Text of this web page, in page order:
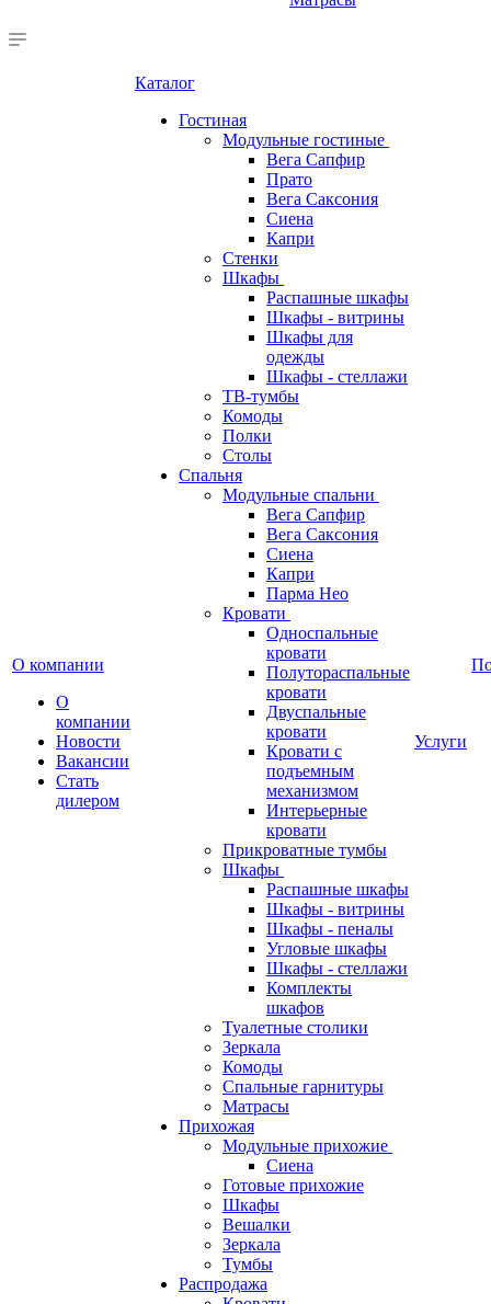
О компании
О
компании
Новости
Вакансии
Стать
дилером
Каталог
Гостиная
Модульные гостиные
Вега Сапфир
Прато
Вега Саксония
Сиена
Капри
Стенки
Шкафы
Распашные шкафы
Шкафы - витрины
Шкафы для
одежды
Шкафы - стеллажи
ТВ-тумбы
Комоды
Полки
Столы
Спальня
Модульные спальни
Вега Сапфир
Вега Саксония
Сиена
Капри
Парма Нео
Кровати
Односпальные
кровати
Полутораспальные
кровати
Двуспальные
кровати
Кровати с
подъемным
механизмом
Интерьерные
кровати
Прикроватные тумбы
Шкафы
Распашные шкафы
Шкафы - витрины
Шкафы - пеналы
Угловые шкафы
Шкафы - стеллажи
Комплекты
шкафов
Туалетные столики
Зеркала
Комоды
Спальные гарнитуры
Матрасы
Прихожая
Модульные прихожие
Сиена
Готовые прихожие
Шкафы
Вешалки
Зеркала
Тумбы
Распродажа
Услуги